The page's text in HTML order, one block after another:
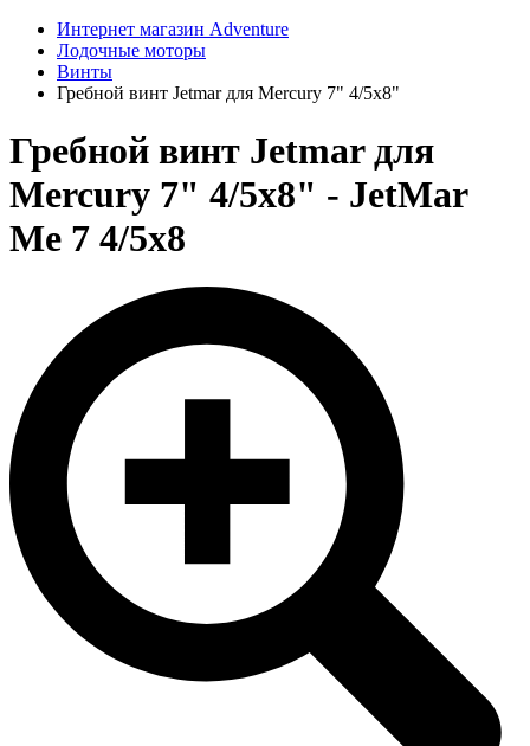
Интернет магазин Adventure
Лодочные моторы
Винты
Гребной винт Jetmar для Mercury 7" 4/5x8"
Гребной винт Jetmar для
Mercury 7" 4/5x8" - JetMar
Me 7 4/5x8